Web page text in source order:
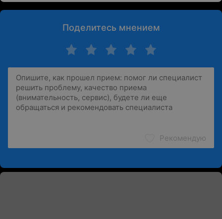
Поделитесь мнением
Рекомендую